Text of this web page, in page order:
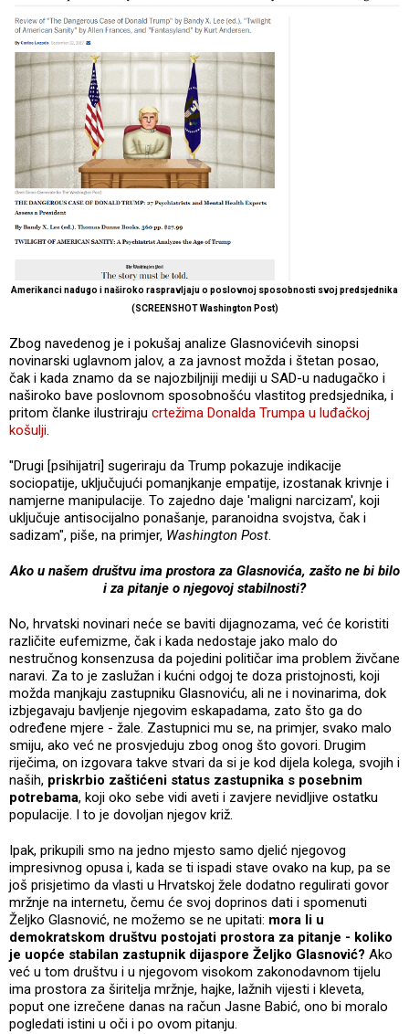
Amerikanci nadugo i naširoko raspravljaju o poslovnoj sposobnosti svoj predsjednika
(SCREENSHOT Washington Post)
Zbog navedenog je i pokušaj analize Glasnovićevih sinopsi
novinarski uglavnom jalov, a za javnost možda i štetan posao,
čak i kada znamo da se najozbiljniji mediji u SAD-u nadugačko i
naširoko bave poslovnom sposobnošću vlastitog predsjednika, i
pritom članke ilustriraju crtežima Donalda Trumpa u luđačkoj
košulji.
"Drugi [psihijatri] sugeriraju da Trump pokazuje indikacije
sociopatije, uključujući pomanjkanje empatije, izostanak krivnje i
namjerne manipulacije. To zajedno daje 'maligni narcizam', koji
uključuje antisocijalno ponašanje, paranoidna svojstva, čak i
sadizam", piše, na primjer, Washington Post.
Ako u našem društvu ima prostora za Glasnovića, zašto ne bi bilo
i za pitanje o njegovoj stabilnosti?
No, hrvatski novinari neće se baviti dijagnozama, već će koristiti
različite eufemizme, čak i kada nedostaje jako malo do
nestručnog konsenzusa da pojedini političar ima problem živčane
naravi. Za to je zaslužan i kućni odgoj te doza pristojnosti, koji
možda manjkaju zastupniku Glasnoviću, ali ne i novinarima, dok
izbjegavaju bavljenje njegovim eskapadama, zato što ga do
određene mjere - žale. Zastupnici mu se, na primjer, svako malo
smiju, ako već ne prosvjeduju zbog onog što govori. Drugim
riječima, on izgovara takve stvari da si je kod dijela kolega, svojih i
naših, priskrbio zaštićeni status zastupnika s posebnim
potrebama, koji oko sebe vidi aveti i zavjere nevidljive ostatku
populacije. I to je dovoljan njegov križ.
Ipak, prikupili smo na jedno mjesto samo djelić njegovog
impresivnog opusa i, kada se ti ispadi stave ovako na kup, pa se
još prisjetimo da vlasti u Hrvatskoj žele dodatno regulirati govor
mržnje na internetu, čemu će svoj doprinos dati i spomenuti
Željko Glasnović, ne možemo se ne upitati: mora li u
demokratskom društvu postojati prostora za pitanje - koliko
je uopće stabilan zastupnik dijaspore Željko Glasnović? Ako
već u tom društvu i u njegovom visokom zakonodavnom tijelu
ima prostora za širitelja mržnje, hajke, lažnih vijesti i kleveta,
poput one izrečene danas na račun Jasne Babić, ono bi moralo
pogledati istini u oči i po ovom pitanju.